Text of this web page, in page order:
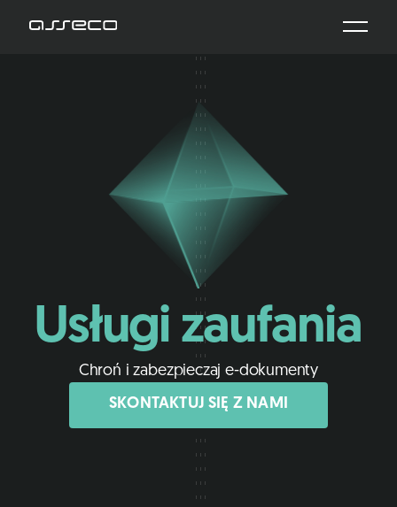
Usługi zaufania
Chroń i zabezpieczaj e-dokumenty
SKONTAKTUJ SIĘ Z NAMI